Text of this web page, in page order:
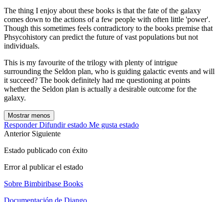
The thing I enjoy about these books is that the fate of the galaxy
comes down to the actions of a few people with often little 'power'.
Though this sometimes feels contradictory to the books premise that
Phsycohistory can predict the future of vast populations but not
individuals.
This is my favourite of the trilogy with plenty of intrigue
surrounding the Seldon plan, who is guiding galactic events and will
it succeed? The book definitely had me questioning at points
whether the Seldon plan is actually a desirable outcome for the
galaxy.
Mostrar menos
Responder Difundir estado Me gusta estado
Anterior Siguiente
Estado publicado con éxito
Error al publicar el estado
Sobre Bimbiribase Books